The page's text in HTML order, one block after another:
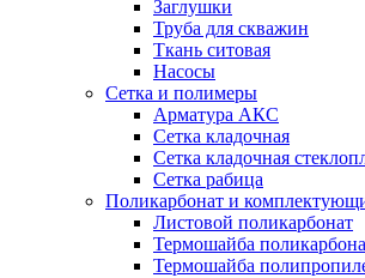
Заглушки
Труба для скважин
Ткань ситовая
Насосы
Сетка и полимеры
Арматура АКС
Сетка кладочная
Сетка кладочная
Сетка рабица
Поликарбонат и
Листовой поликарбонат
Термошайба
Термошайба